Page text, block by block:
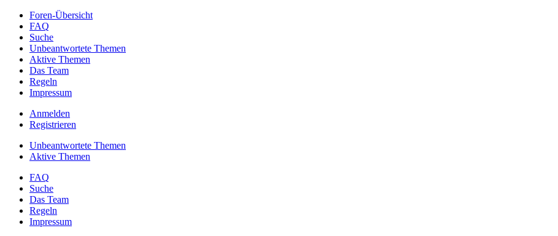
Foren-Übersicht
FAQ
Suche
Unbeantwortete Themen
Aktive Themen
Das Team
Regeln
Impressum
Anmelden
Registrieren
Unbeantwortete Themen
Aktive Themen
FAQ
Suche
Das Team
Regeln
Impressum